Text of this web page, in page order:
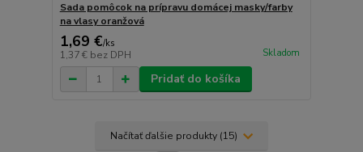
Sada pomôcok na prípravu domácej masky/farby
na vlasy oranžová
1,69 €/ks
1,37 € bez DPH Skladom
Pridať do košíka
Načítať ďalšie produkty (15)